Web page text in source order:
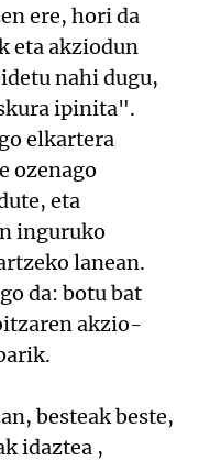
ere, hori da
eta akziodun
nahi dugu,
ipinita".
elkartera
ozenago
eta
inguruko
lanean.
da: botu bat
akzio-
besteak beste,
idaztea ,